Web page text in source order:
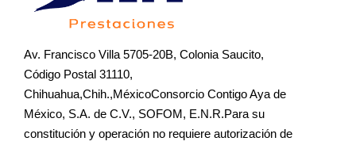
Av. Francisco Villa 5705-20B, Colonia Saucito,
Código Postal 31110,
Chihuahua,Chih.,MéxicoConsorcio Contigo Aya de
México, S.A. de C.V., SOFOM, E.N.R.Para su
constitución y operación no requiere autorización de